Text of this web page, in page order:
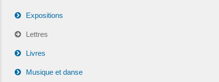
Expositions
Lettres
Livres
Musique et danse